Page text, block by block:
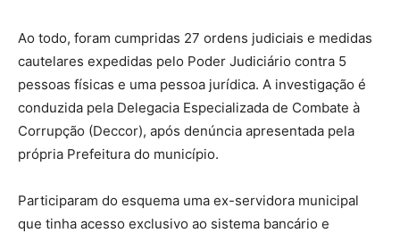
Ao todo, foram cumpridas 27 ordens judiciais e medidas
cautelares expedidas pelo Poder Judiciário contra 5
pessoas físicas e uma pessoa jurídica. A investigação é
conduzida pela Delegacia Especializada de Combate à
Corrupção (Deccor), após denúncia apresentada pela
própria Prefeitura do município.
Participaram do esquema uma ex-servidora municipal
que tinha acesso exclusivo ao sistema bancário e